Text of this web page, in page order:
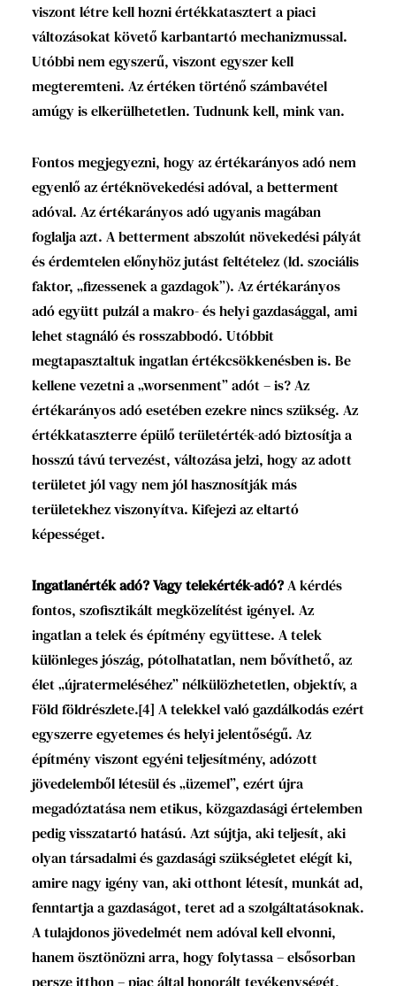
viszont létre kell hozni értékkatasztert a piaci
változásokat követő karbantartó mechanizmussal.
Utóbbi nem egyszerű, viszont egyszer kell
megteremteni. Az értéken történő számbavétel
amúgy is elkerülhetetlen. Tudnunk kell, mink van.
Fontos megjegyezni, hogy az értékarányos adó nem
egyenlő az értéknövekedési adóval, a betterment
adóval. Az értékarányos adó ugyanis magában
foglalja azt. A betterment abszolút növekedési pályát
és érdemtelen előnyhöz jutást feltételez (ld. szociális
faktor, „fizessenek a gazdagok”). Az értékarányos
adó együtt pulzál a makro- és helyi gazdasággal, ami
lehet stagnáló és rosszabbodó. Utóbbit
megtapasztaltuk ingatlan értékcsökkenésben is. Be
kellene vezetni a „worsenment” adót – is? Az
értékarányos adó esetében ezekre nincs szükség. Az
értékkataszterre épülő területérték-adó biztosítja a
hosszú távú tervezést, változása jelzi, hogy az adott
területet jól vagy nem jól hasznosítják más
területekhez viszonyítva. Kifejezi az eltartó
képességet.
Ingatlanérték adó? Vagy telekérték-adó?A kérdés
fontos, szofisztikált megközelítést igényel. Az
ingatlan a telek és építmény együttese. A telek
különleges jószág, pótolhatatlan, nem bővíthető, az
élet „újratermeléséhez” nélkülözhetetlen, objektív, a
Föld földrészlete.[4] A telekkel való gazdálkodás ezért
egyszerre egyetemes és helyi jelentőségű. Az
építmény viszont egyéni teljesítmény, adózott
jövedelemből létesül és „üzemel”, ezért újra
megadóztatása nem etikus, közgazdasági értelemben
pedig visszatartó hatású. Azt sújtja, aki teljesít, aki
olyan társadalmi és gazdasági szükségletet elégít ki,
amire nagy igény van, aki otthont létesít, munkát ad,
fenntartja a gazdaságot, teret ad a szolgáltatásoknak.
A tulajdonos jövedelmét nem adóval kell elvonni,
hanem ösztönözni arra, hogy folytassa – elsősorban
persze itthon – piac által honorált tevékenységét,